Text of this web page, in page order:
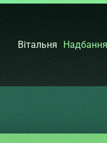
Вітальня Надбання